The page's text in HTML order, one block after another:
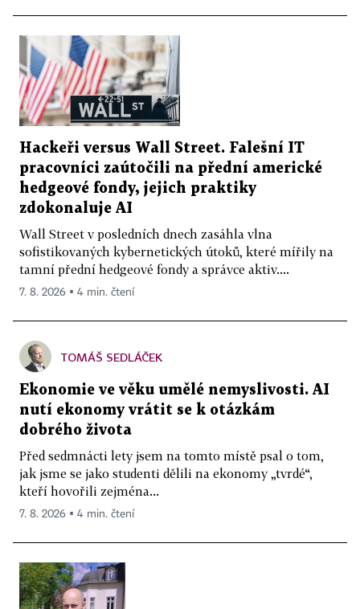
Hackeři versus Wall Street. Falešní IT
pracovníci zaútočili na přední americké
hedgeové fondy, jejich praktiky
zdokonaluje AI
Wall Street v posledních dnech zasáhla vlna
sofistikovaných kybernetických útoků, které mířily na
tamní přední hedgeové fondy a správce aktiv....
7. 8. 2026 ▪ 4 min. čtení
TOMÁŠ SEDLÁČEK
Ekonomie ve věku umělé nemyslivosti. AI
nutí ekonomy vrátit se k otázkám
dobrého života
Před sedmnácti lety jsem na tomto místě psal o tom,
jak jsme se jako studenti dělili na ekonomy „tvrdé“,
kteří hovořili zejména...
7. 8. 2026 ▪ 4 min. čtení